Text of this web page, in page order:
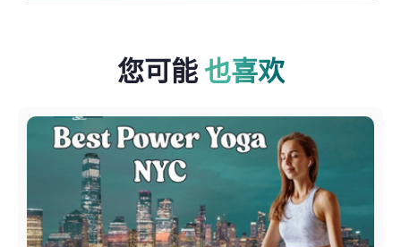
您可能 也喜欢